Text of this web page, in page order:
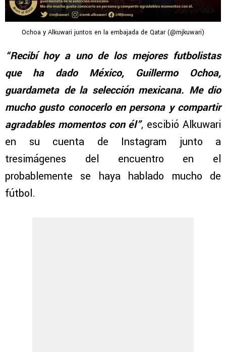
Ochoa y Alkuwari juntos en la embajada de Qatar (@mjkuwari)
“Recibí hoy a uno de los mejores futbolistas
que ha dado México, Guillermo Ochoa,
guardameta de la selección mexicana. Me dio
mucho gusto conocerlo en persona y compartir
agradables momentos con él”, escibió Alkuwari
en su cuenta de Instagram junto a
tresimágenes del encuentro en el
probablemente se haya hablado mucho de
fútbol.